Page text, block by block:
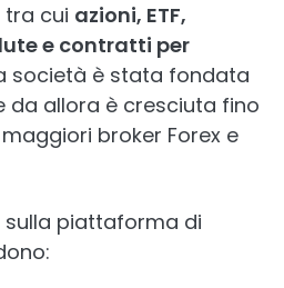
tra cui azioni, ETF,
e contratti per
società è stata fondata
da allora è cresciuta fino
broker Forex e
piattaforma di